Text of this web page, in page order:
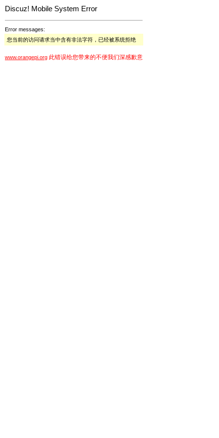
Discuz! Mobile System Error
Error messages:
您当前的访问请求当中含有非法字符，已经被系统拒绝
www.orangepi.org 此错误给您带来的不便我们深感歉意